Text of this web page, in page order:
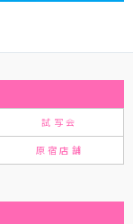
試写会
原宿店舗